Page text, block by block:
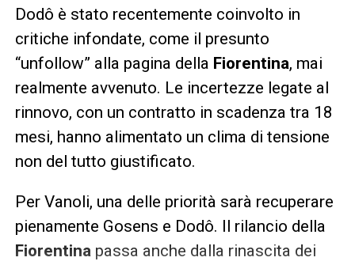
Dodô è stato recentemente coinvolto in
critiche infondate, come il presunto
“unfollow” alla pagina della Fiorentina, mai
realmente avvenuto. Le incertezze legate al
rinnovo, con un contratto in scadenza tra 18
mesi, hanno alimentato un clima di tensione
non del tutto giustificato.
Per Vanoli, una delle priorità sarà recuperare
pienamente Gosens e Dodô. Il rilancio della
Fiorentina passa anche dalla rinascita dei